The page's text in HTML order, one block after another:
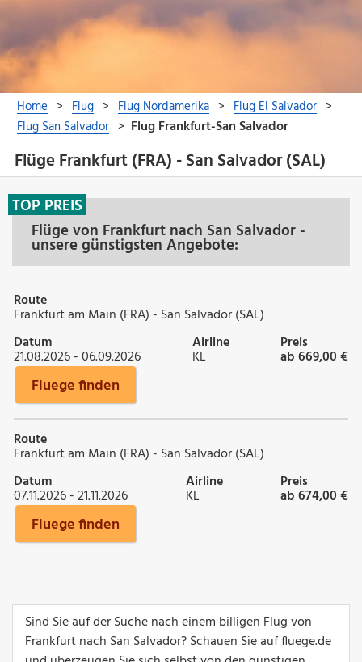
Flüge Frankfurt (FRA) - San Salvador (SAL)
Flüge von Frankfurt nach San Salvador -
unsere günstigsten Angebote:
TOP PREIS
Route
Frankfurt am Main (FRA) - San Salvador (SAL)
Datum
21.08.2026 - 06.09.2026
Airline
KL
Preis
ab 669,00 €
Fluege finden
Route
Frankfurt am Main (FRA) - San Salvador (SAL)
Datum
07.11.2026 - 21.11.2026
Airline
KL
Preis
ab 674,00 €
Fluege finden
Sind Sie auf der Suche nach einem billigen Flug von
Frankfurt nach San Salvador? Schauen Sie auf fluege.de